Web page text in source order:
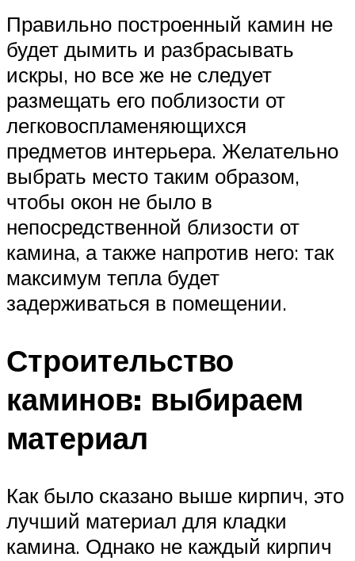
Правильно построенный камин не
будет дымить и разбрасывать
искры, но все же не следует
размещать его поблизости от
легковоспламеняющихся
предметов интерьера. Желательно
выбрать место таким образом,
чтобы окон не было в
непосредственной близости от
камина, а также напротив него: так
максимум тепла будет
задерживаться в помещении.
Строительство
каминов: выбираем
материал
Как было сказано выше кирпич, это
лучший материал для кладки
камина. Однако не каждый кирпич